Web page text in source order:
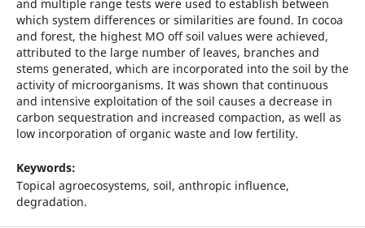
and multiple range tests were used to establish between
which system differences or similarities are found. In cocoa
and forest, the highest MO off soil values were achieved,
attributed to the large number of leaves, branches and
stems generated, which are incorporated into the soil by the
activity of microorganisms. It was shown that continuous
and intensive exploitation of the soil causes a decrease in
carbon sequestration and increased compaction, as well as
low incorporation of organic waste and low fertility.
Keywords:
Topical agroecosystems, soil, anthropic influence,
degradation.